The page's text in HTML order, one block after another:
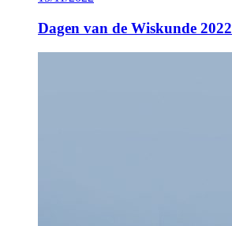
Dagen van de Wiskunde 2022